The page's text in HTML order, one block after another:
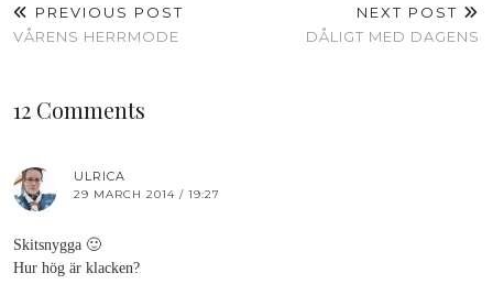
PREVIOUS POST
VÅRENS HERRMODE
NEXT POST
DÅLIGT MED DAGENS
12 Comments
ULRICA
29 MARCH 2014 / 19:27
Skitsnygga 🙂
Hur hög är klacken?